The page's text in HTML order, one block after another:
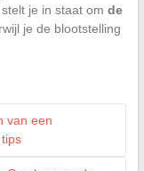
je in staat om de
je de blootstelling
van een